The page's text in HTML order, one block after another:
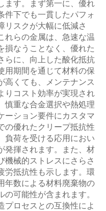
ます。まず第一に、優れ
件下でも一貫したパフォ
リスクが大幅に低減さ
れらの金属は、急速な温
損なうことなく、優れた
らに、向上した酸化抵抗
用期間を通じて材料の保
高くても、メンテナンス
りコスト効率が実現され
慎重な合金選択や熱処理
ーション要件にカスタマ
の優れたクリープ抵抗性
負荷を受ける応用におい
発揮されます。また、材
機械的ストレスにさらさ
労抵抗性も示します。環
年数による材料廃棄物の
可能性が含まれます。
プロセスとの互換性によ